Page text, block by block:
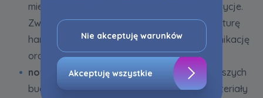
do Twoich potrzeb, w tym w oparciu o
profilowanie. Oczywiście, możesz nie wyrazić
przedmiotowej zgody klikając ”Nie akceptuję
warunków”.
Zaznaczamy, iż zgoda jest dobrowolna i
Nie akceptuję warunków
Akceptuję wszystkie
miejsca, w których położone są nasze inwestycje.
Zwracamy uwagę na odpowiednią infrastrukturę
handlowo-usługową w okolicy, dobrą komunikację
oraz tereny zielone i rekreacyjne w pobliżu,
nowoczesne budownictwo – do budowy naszych
budynków wykorzystujemy nowoczesne materiały